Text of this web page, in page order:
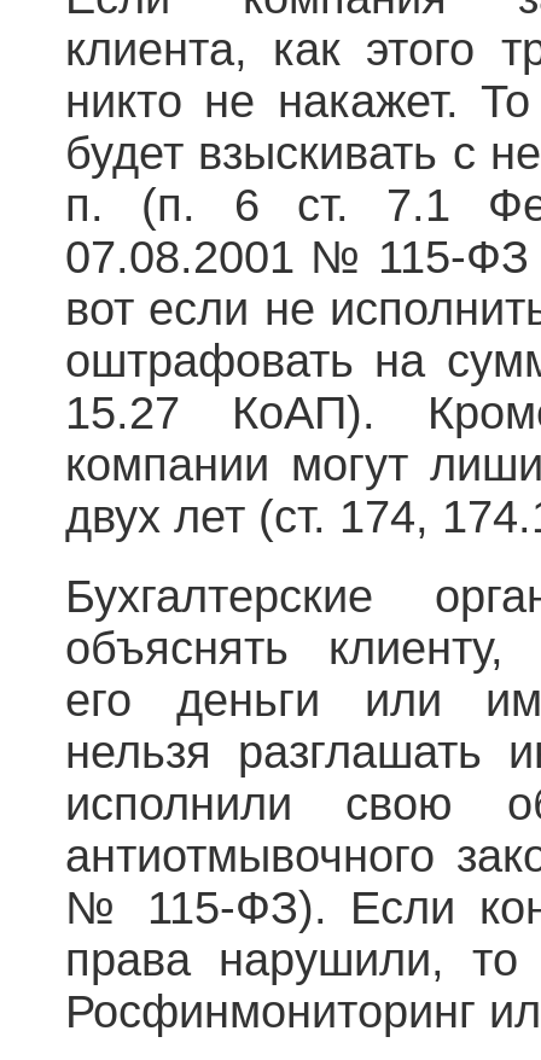
клиента, как этого
никто не накажет.
будет взыскивать с
п. (п. 6 ст. 7.1
07.08.2001 № 115-ФЗ
вот если не
оштрафовать на
15.27 КоАП).
компании могут
двух лет (ст. 174,
Бухгалтерские
объяснять
его деньги или
нельзя разглашать
исполнили свою
антиотмывочного
№ 115-ФЗ). Если
права нарушили, то
Росфинмониторинг